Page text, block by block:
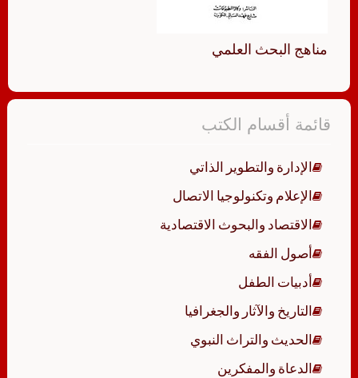
مناهج البحث العلمي
قائمة أقسام الكتب
الإدارة والتطوير الذاتي
الإعلام وتكنولوجيا الاتصال
الاقتصاد والبحوث الاقتصادية
أصول الفقه
أدبيات الطفل
التاريخ والآثار والجغرافيا
الحديث والتراث النبوي
الدعاة والمفكرين